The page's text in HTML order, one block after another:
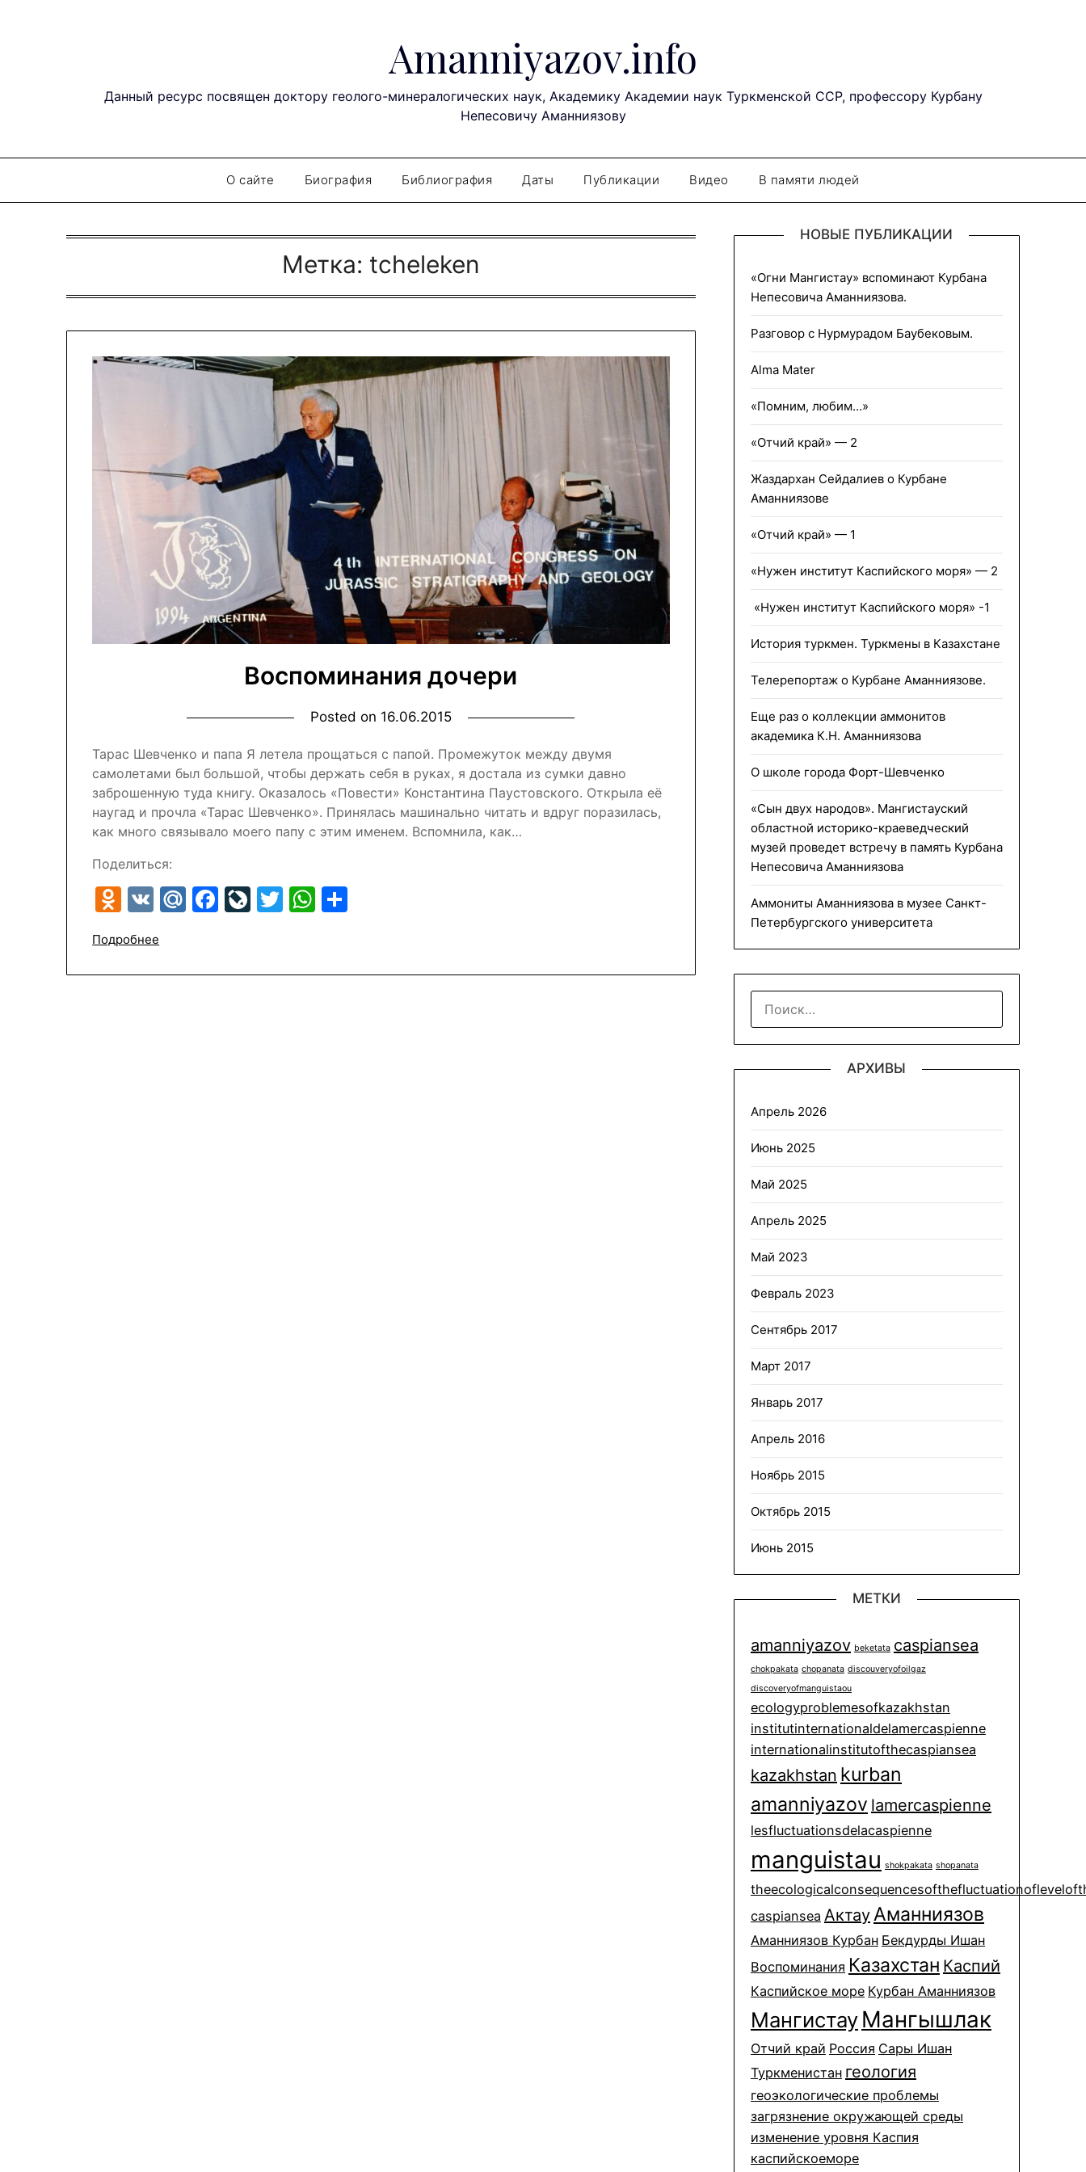
Amanniyazov.info
Данный ресурс посвящен доктору геолого-минералогических наук, Академику Академии наук Туркменской ССР, профессору Курбану
Непесовичу Аманниязову
О сайте Биография Библиография Даты Публикации Видео В памяти людей
Метка: tcheleken
Воспоминания дочери
Posted on 16.06.2015
Тарас Шевченко и папа Я летела прощаться с папой. Промежуток между двумя
самолетами был большой, чтобы держать себя в руках, я достала из сумки давно
заброшенную туда книгу. Оказалось «Повести» Константина Паустовского. Открыла её
наугад и прочла «Тарас Шевченко». Принялась машинально читать и вдруг поразилась,
как много связывало моего папу с этим именем. Вспомнила, как…
Поделиться:
Odnoklassniki
VK Mail.Ru
Facebook
LiveJournal
TwitterWhatsApp
Подробнее
НОВЫЕ ПУБЛИКАЦИИ
«Огни Мангистау» вспоминают Курбана
Непесовича Аманниязова.
Разговор с Нурмурадом Баубековым.
Alma Mater
«Помним, любим…»
«Отчий край» — 2
Жаздархан Сейдалиев о Курбане
Аманниязове
«Отчий край» — 1
«Нужен институт Каспийского моря» — 2
«Нужен институт Каспийского моря» -1
История туркмен. Туркмены в Казахстане
Телерепортаж о Курбане Аманниязове.
Еще раз о коллекции аммонитов
академика К.Н. Аманниязова
О школе города Форт-Шевченко
«Сын двух народов». Мангистауский
областной историко-краеведческий
музей проведет встречу в память Курбана
Непесовича Аманниязова
Аммониты Аманниязова в музее Санкт-
Петербургского университета
АРХИВЫ
Апрель 2026
Июнь 2025
Май 2025
Апрель 2025
Май 2023
Февраль 2023
Сентябрь 2017
Март 2017
Январь 2017
Апрель 2016
Ноябрь 2015
Октябрь 2015
Июнь 2015
МЕТКИ
amanniyazov beketata caspiansea
chokpakata chopanata discouveryofoilgaz
discoveryofmanguistaou
ecologyproblemesofkazakhstan
institutinternationaldelamercaspienne
internationalinstitutofthecaspiansea
kazakhstan kurban
amanniyazov lamercaspienne
lesfluctuationsdelacaspienne
manguistau shokpakata shopanata
caspiansea АктауАманниязов
Аманниязов Курбан Бекдурды Ишан
Воспоминания Казахстан Каспий
Каспийское море Курбан Аманниязов
МангистауМангышлак
Отчий край Россия Сары Ишан
Туркменистан геология
геоэкологические проблемы
загрязнение окружающей среды
изменение уровня Каспия
каспийскоеморе